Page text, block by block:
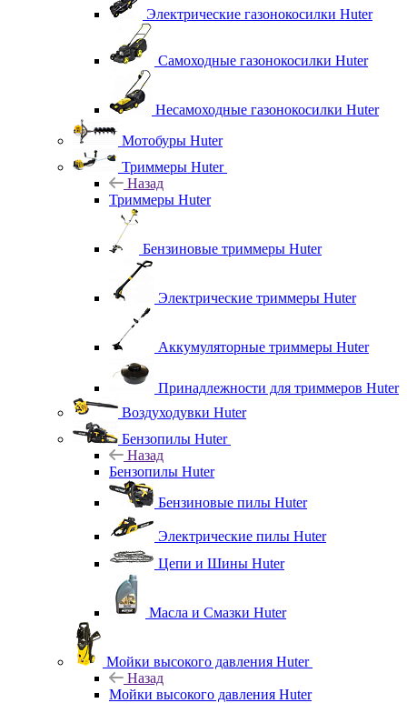
Электрические газонокосилки Huter
Самоходные газонокосилки Huter
Несамоходные газонокосилки Huter
Мотобуры Huter
Триммеры Huter
Назад
Триммеры Huter
Бензиновые триммеры Huter
Электрические триммеры Huter
Аккумуляторные триммеры Huter
Принадлежности для триммеров Huter
Воздуходувки Huter
Бензопилы Huter
Назад
Бензопилы Huter
Бензиновые пилы Huter
Электрические пилы Huter
Цепи и Шины Huter
Масла и Смазки Huter
Мойки высокого давления Huter
Назад
Мойки высокого давления Huter